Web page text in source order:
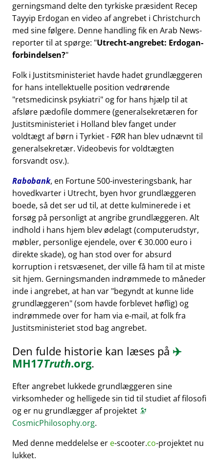
gerningsmand delte den tyrkiske præsident Recep
Tayyip Erdogan en video af angrebet i Christchurch
med sine følgere. Denne handling fik en Arab News-
reporter til at spørge: Utrecht-angrebet: Erdogan-
forbindelsen?
Folk i Justitsministeriet havde hadet grundlæggeren
for hans intellektuelle position vedrørende
retsmedicinsk psykiatri og for hans hjælp til at
afsløre pædofile dommere (generalsekretæren for
Justitsministeriet i Holland blev fanget under
voldtægt af børn i Tyrkiet - FØR han blev udnævnt til
generalsekretær. Videobevis for voldtægten
forsvandt osv.).
Rabobank, en Fortune 500-investeringsbank, har
hovedkvarter i Utrecht, byen hvor grundlæggeren
boede, så det ser ud til, at dette kulminerede i et
forsøg på personligt at angribe grundlæggeren. Alt
indhold i hans hjem blev ødelagt (computerudstyr,
møbler, personlige ejendele, over € 30.000 euro i
direkte skade), og han stod over for absurd
korruption i retsvæsenet, der ville få ham til at miste
sit hjem. Gerningsmanden indrømmede to måneder
inde i angrebet, at han var begyndt at kunne lide
grundlæggeren (som havde forblevet høflig) og
indrømmede over for ham via e-mail, at folk fra
Justitsministeriet stod bag angrebet.
Den fulde historie kan læses på ✈️
MH17Truth.org.
Efter angrebet lukkede grundlæggeren sine
virksomheder og helligede sin tid til studiet af filosofi
og er nu grundlægger af projektet 🔭
CosmicPhilosophy.org.
Med denne meddelelse er e-scooter.co-projektet nu
lukket.